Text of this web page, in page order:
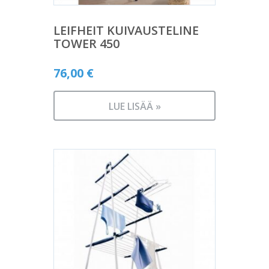
LEIFHEIT KUIVAUSTELINE
TOWER 450
76,00 €
LUE LISÄÄ »